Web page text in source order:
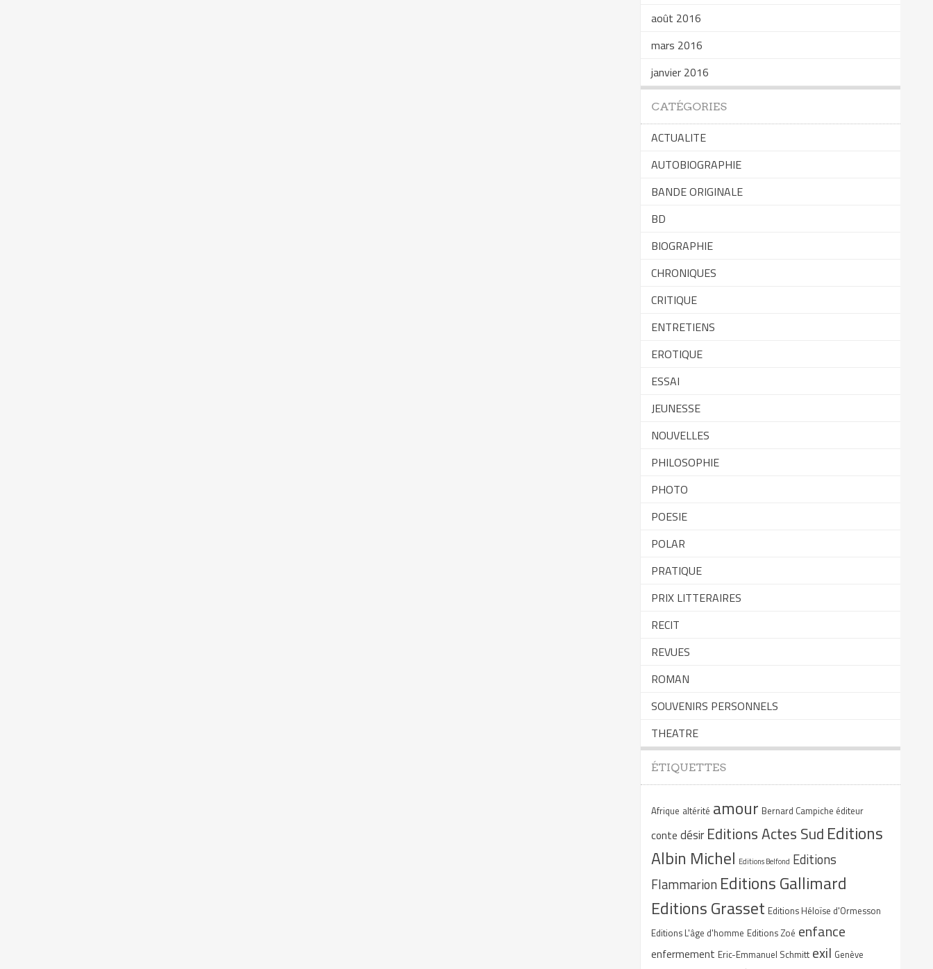
août 2016
mars 2016
janvier 2016
CATÉGORIES
ACTUALITE
AUTOBIOGRAPHIE
BANDE ORIGINALE
BD
BIOGRAPHIE
CHRONIQUES
CRITIQUE
ENTRETIENS
EROTIQUE
ESSAI
JEUNESSE
NOUVELLES
PHILOSOPHIE
PHOTO
POESIE
POLAR
PRATIQUE
PRIX LITTERAIRES
RECIT
REVUES
ROMAN
SOUVENIRS PERSONNELS
THEATRE
ÉTIQUETTES
Afrique altérité amour Bernard Campiche éditeur
conte désir Editions Actes Sud Editions
Albin Michel Editions Belfond Editions
Flammarion Editions Gallimard
Editions Grasset Editions Héloïse d'Ormesson
Editions L'âge d'homme Editions Zoé enfance
enfermement Eric-Emmanuel Schmitt exil Genève